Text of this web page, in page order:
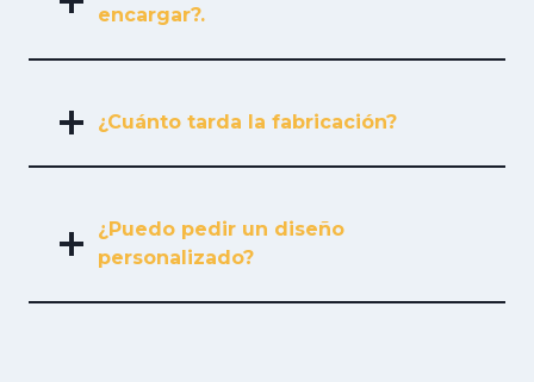
encargar?.
¿Cuánto tarda la fabricación?
¿Puedo pedir un diseño
personalizado?